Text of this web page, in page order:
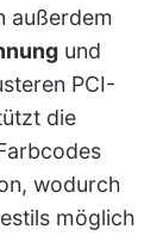
außerdem
und
PCI-
die
wodurch
möglich